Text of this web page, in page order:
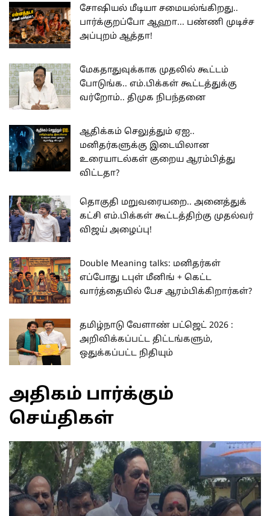
சோஷியல் மீடியா சமையல்ங்கிறது..
பார்க்குறப்போ ஆஹா... பண்ணி முடிச்ச
அப்புறம் ஆத்தா!
மேகதாதுவுக்காக முதலில் கூட்டம்
போடுங்க.. எம்.பிக்கள் கூட்டத்துக்கு
வர்றோம்.. திமுக நிபந்தனை
ஆதிக்கம் செலுத்தும் ஏஐ..
மனிதர்களுக்கு இடையிலான
உரையாடல்கள் குறைய ஆரம்பித்து
விட்டதா?
தொகுதி மறுவரையறை.. அனைத்துக்
கட்சி எம்.பிக்கள் கூட்டத்திற்கு முதல்வர்
விஜய் அழைப்பு!
Double Meaning talks: மனிதர்கள்
எப்போது டபுள் மீனிங் + கெட்ட
வார்த்தையில் பேச ஆரம்பிக்கிறார்கள்?
தமிழ்நாடு வேளாண் பட்ஜெட் 2026 :
அறிவிக்கப்பட்ட திட்டங்களும்,
ஒதுக்கப்பட்ட நிதியும்
அதிகம் பார்க்கும்
செய்திகள்